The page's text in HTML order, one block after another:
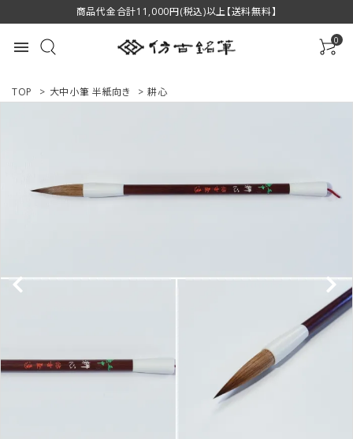
商品代金合計11,000円(税込)以上【送料無料】
menu 0
用途で選ぶ
ご利用ガイド
TOP > 大中小筆 半紙向き > 耕心